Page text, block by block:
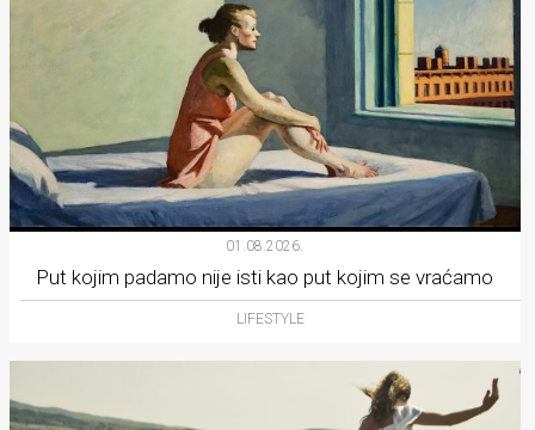
01.08.2026.
Put kojim padamo nije isti kao put kojim se vraćamo
LIFESTYLE